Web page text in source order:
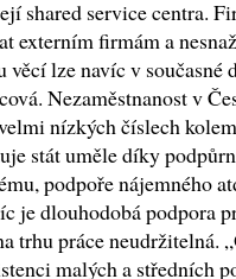
shared service centra.
externím firmám a
věcí lze navíc v současné
Nezaměstnanost v
nízkých číslech
stát uměle díky
podpoře nájemného
je dlouhodobá podpora
trhu práce neudržitelná.
malých a středních